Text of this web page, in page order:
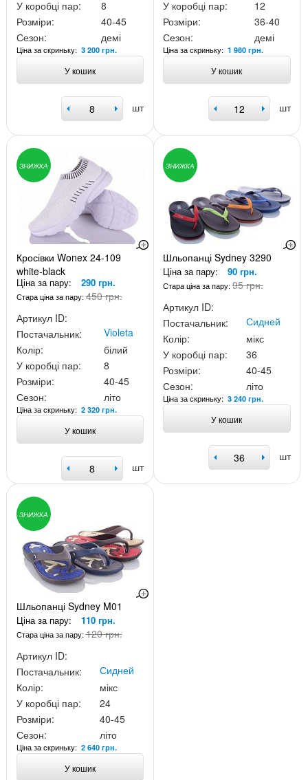
У коробці пар:
8
Розміри:
40-45
Сезон:
демі
Ціна за скриньку: 3 200 грн.
У кошик
шт
У коробці пар:
12
Розміри:
36-40
Сезон:
демі
Ціна за скриньку:1 980 грн.
У кошик
шт
ЗНИЖКА
Кросівки Wonex 24-109
white-black
Ціна за пару: 290 грн.
Стара ціна за пару:450 грн.
Артикул ID:
Постачальник:
Violeta
Колір:
білий
У коробці пар:
8
Розміри:
40-45
Сезон:
літо
Ціна за скриньку: 2 320 грн.
У кошик
шт
ЗНИЖКА
Шльопанці Sydney 3290
Ціна за пару: 90 грн.
Стара ціна за пару:95 грн.
Артикул ID:
Постачальник:
Сидней
Колір:
мікс
У коробці пар:
36
Розміри:
40-45
Сезон:
літо
Ціна за скриньку:3 240 грн.
У кошик
шт
ЗНИЖКА
Шльопанці Sydney M01
Ціна за пару: 110 грн.
Стара ціна за пару:120 грн.
Артикул ID:
Постачальник:
Сидней
Колір:
мікс
У коробці пар:
24
Розміри:
40-45
Сезон:
літо
Ціна за скриньку: 2 640 грн.
У кошик